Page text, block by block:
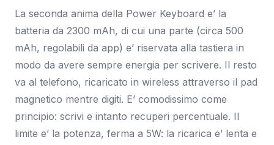
La seconda anima della Power Keyboard e’ la
batteria da 2300 mAh, di cui una parte (circa 500
mAh, regolabili da app) e’ riservata alla tastiera in
modo da avere sempre energia per scrivere. Il resto
va al telefono, ricaricato in wireless attraverso il pad
magnetico mentre digiti. E’ comodissimo come
principio: scrivi e intanto recuperi percentuale. Il
limite e’ la potenza, ferma a 5W: la ricarica e’ lenta e